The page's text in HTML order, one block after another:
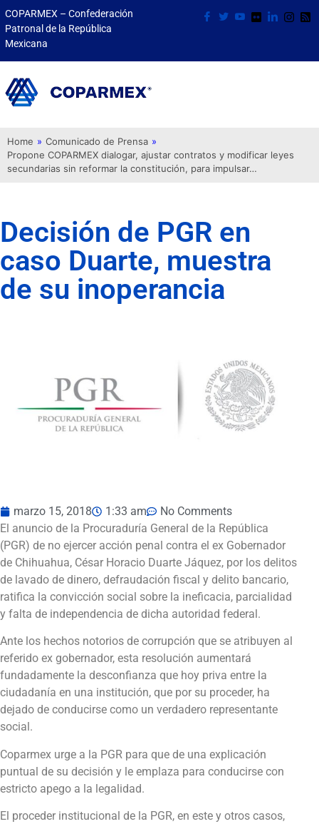
COPARMEX – Confederación
Patronal de la República
Mexicana
Home » Comunicado de Prensa »
Propone COPARMEX dialogar, ajustar contratos y modificar leyes
secundarias sin reformar la constitución, para impulsar…
Decisión de PGR en
caso Duarte, muestra
de su inoperancia
marzo 15, 2018 1:33 am
No Comments
El anuncio de la Procuraduría General de la República
(PGR) de no ejercer acción penal contra el ex Gobernador
de Chihuahua, César Horacio Duarte Jáquez, por los delitos
de lavado de dinero, defraudación fiscal y delito bancario,
ratifica la convicción social sobre la ineficacia, parcialidad
y falta de independencia de dicha autoridad federal.
Ante los hechos notorios de corrupción que se atribuyen al
referido ex gobernador, esta resolución aumentará
fundadamente la desconfianza que hoy priva entre la
ciudadanía en una institución, que por su proceder, ha
dejado de conducirse como un verdadero representante
social.
Coparmex urge a la PGR para que de una explicación
puntual de su decisión y le emplaza para conducirse con
estricto apego a la legalidad.
El proceder institucional de la PGR, en este y otros casos,